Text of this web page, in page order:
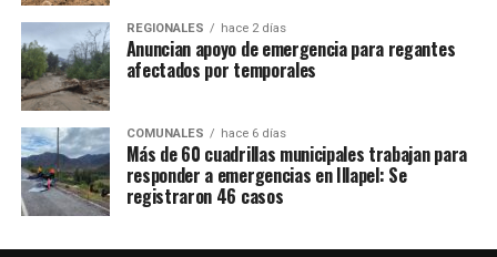
REGIONALES hace 2 días
Anuncian apoyo de emergencia para regantes
afectados por temporales
COMUNALES hace 6 días
Más de 60 cuadrillas municipales trabajan para
responder a emergencias en Illapel: Se
registraron 46 casos